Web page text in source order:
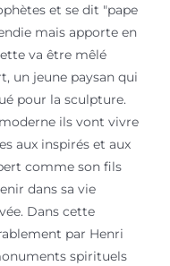
et se dit "pape
mais apporte en
va être mêlé
un jeune paysan qui
pour la sculpture.
ils vont vivre
aux inspirés et aux
comme son fils
dans sa vie
Dans cette
par Henri
spirituels